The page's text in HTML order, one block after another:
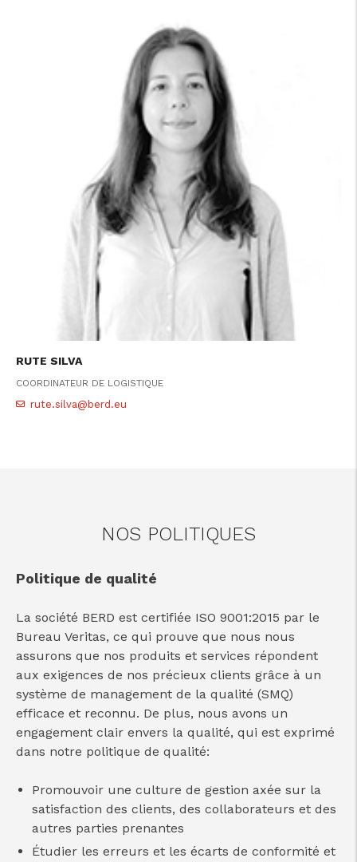
RUTE SILVA
COORDINATEUR DE LOGISTIQUE
rute.silva@berd.eu
NOS POLITIQUES
Politique de qualité
La société BERD est certifiée ISO 9001:2015 par le
Bureau Veritas, ce qui prouve que nous nous
assurons que nos produits et services répondent
aux exigences de nos précieux clients grâce à un
système de management de la qualité (SMQ)
efficace et reconnu. De plus, nous avons un
engagement clair envers la qualité, qui est exprimé
dans notre politique de qualité:
Promouvoir une culture de gestion axée sur la
satisfaction des clients, des collaborateurs et des
autres parties prenantes
Étudier les erreurs et les écarts de conformité et